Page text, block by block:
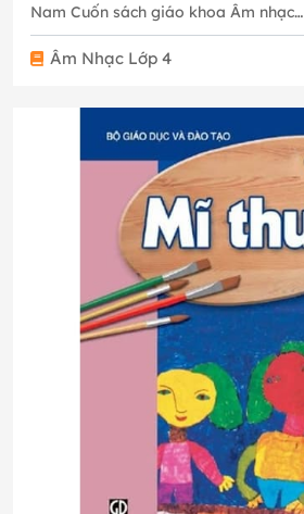
Nam Cuốn sách giáo khoa Âm nhạc…
Âm Nhạc Lớp 4